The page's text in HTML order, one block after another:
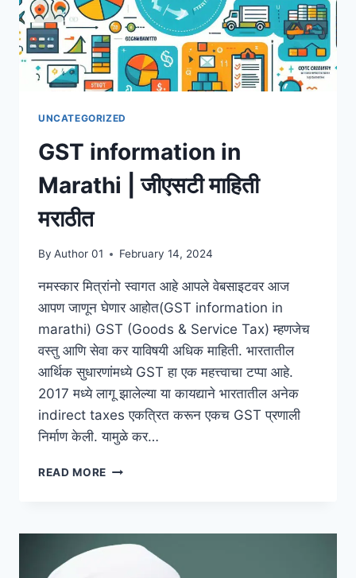
UNCATEGORIZED
GST information in
Marathi | जीएसटी माहिती
मराठीत
By Author 01 February 14, 2024
नमस्कार मित्रांनो स्वागत आहे आपले वेबसाइटवर आज
आपण जाणून घेणार आहोत(GST information in
marathi) GST (Goods & Service Tax) म्हणजेच
वस्तु आणि सेवा कर याविषयी अधिक माहिती. भारतातील
आर्थिक सुधारणांमध्ये GST हा एक महत्त्वाचा टप्पा आहे.
2017 मध्ये लागू झालेल्या या कायद्याने भारतातील अनेक
indirect taxes एकत्रित करून एकच GST प्रणाली
निर्माण केली. यामुळे कर…
READ MORE GST
|